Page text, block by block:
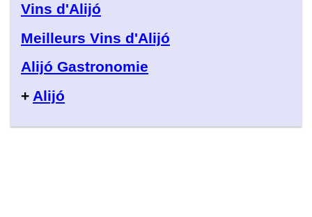
Vins d'Alijó
Meilleurs Vins d'Alijó
Alijó Gastronomie
+ Alijó